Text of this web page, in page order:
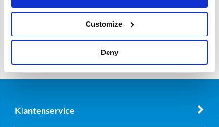
Customize
Deny
Klantenservice